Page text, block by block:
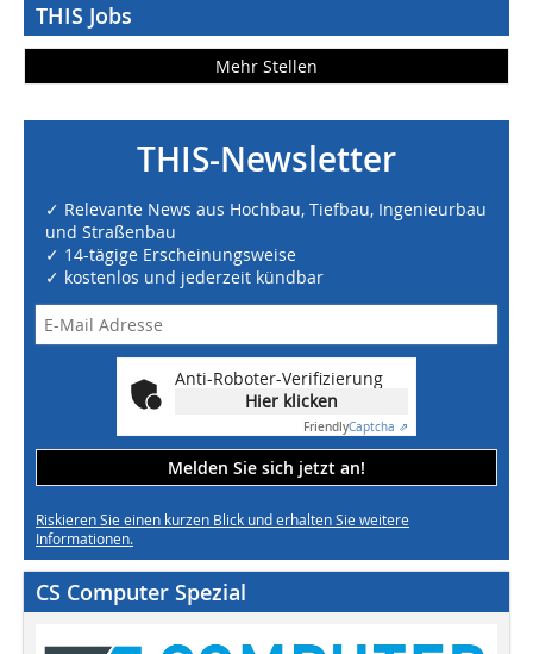
THIS Jobs
Mehr Stellen
THIS-Newsletter
✓ Relevante News aus Hochbau, Tiefbau, Ingenieurbau
und Straßenbau
✓ 14-tägige Erscheinungsweise
✓ kostenlos und jederzeit kündbar
Anti-Roboter-Verifizierung
Hier klicken
FriendlyCaptcha ⇗
Melden Sie sich jetzt an!
Riskieren Sie einen kurzen Blick und erhalten Sie weitere
Informationen.
CS Computer Spezial